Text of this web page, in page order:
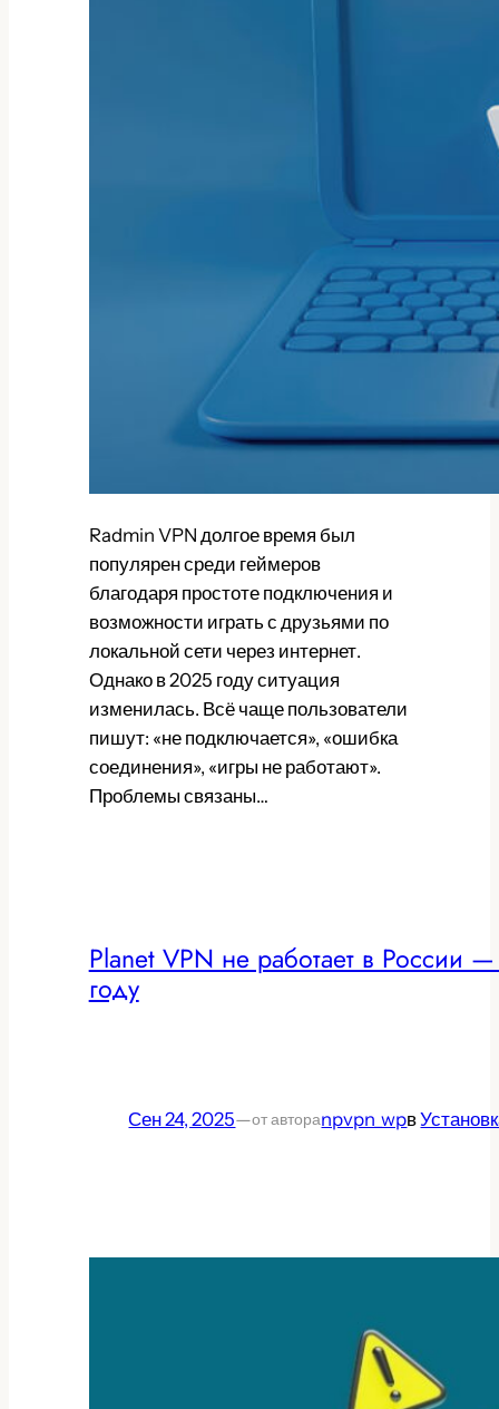
Radmin VPN долгое время был
популярен среди геймеров
благодаря простоте подключения и
возможности играть с друзьями по
локальной сети через интернет.
Однако в 2025 году ситуация
изменилась. Всё чаще пользователи
пишут: «не подключается», «ошибка
соединения», «игры не работают».
Проблемы связаны…
Planet VPN не работает в России
году
Сен 24, 2025—от автораnpvpn_wpв